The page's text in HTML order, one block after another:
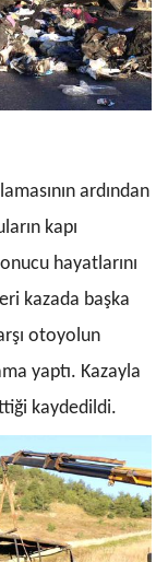
ardından
kapı
hayatlarını
kazada başka
otoyolun
yaptı. Kazayla
kaydedildi.